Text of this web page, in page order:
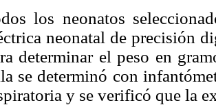
los neonatos
neonatal de precisión
determinar el peso en
se determinó con
y se verificó que la